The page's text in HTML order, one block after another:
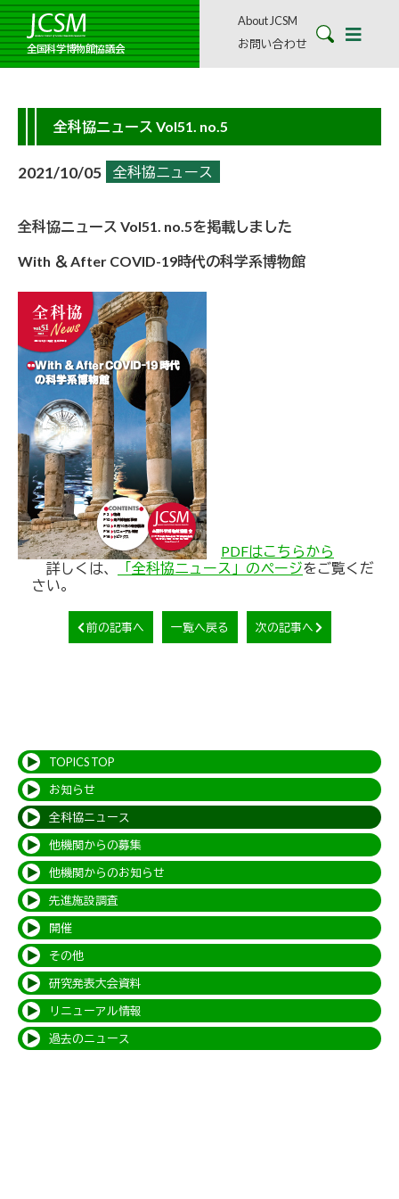
全国科学博物館協議会
About JCSM
お問い合わせ
全科協ニュース Vol51. no.5
2021/10/05 全科協ニュース
全科協ニュース Vol51. no.5を掲載しました
With ＆ After COVID-19時代の科学系博物館
PDFはこちらから
詳しくは、
「全科協ニュース」のページをご覧くだ
さい。
前の記事へ 一覧へ戻る 次の記事へ
TOPICS TOP
お知らせ
全科協ニュース
他機関からの募集
他機関からのお知らせ
先進施設調査
開催
その他
研究発表大会資料
リニューアル情報
過去のニュース